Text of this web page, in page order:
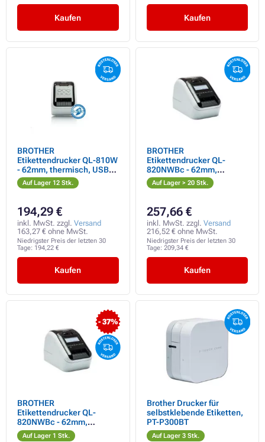
Kaufen Kaufen
BROTHER
Etikettendrucker QL-810W
- 62mm, thermisch, USB
WIFI Profi-
Etikettendrucker /Beim
rot /
Auf Lager 12 Stk.
194,29 €
inkl. MwSt. zzgl. Versand
163,27 € ohne MwSt.
Niedrigster Preis der letzten 30
Tage: 194,22 €
Kaufen
BROTHER
Etikettendrucker QL-
820NWBc - 62mm,
thermisch, USB, RS232,
WIFI, LAN, Profi / nach
drucken
Auf Lager > 20 Stk.
257,66 €
inkl. MwSt. zzgl. Versand
216,52 € ohne MwSt.
Niedrigster Preis der letzten 30
Tage: 209,34 €
Kaufen
- 37%
BROTHER
Etikettendrucker QL-
820NWBc - 62mm,
thermisch, USB, RS232,
Auf Lager 1 Stk.
Brother Drucker für
selbstklebende Etiketten,
PT-P300BT
Auf Lager 3 Stk.